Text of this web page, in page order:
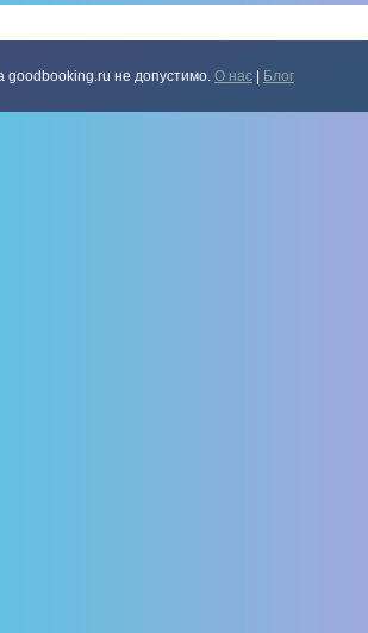
goodbooking.ru не допустимо. О нас Блог